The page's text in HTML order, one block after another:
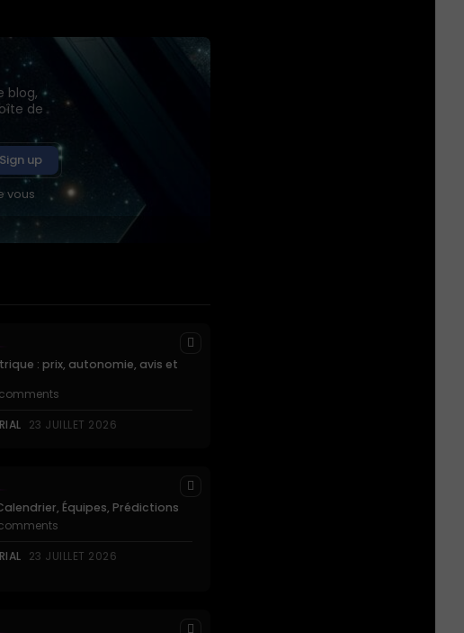
blog,
de
vous
: prix, autonomie, avis et
comments
23 JUILLET 2026
Équipes, Prédictions
23 JUILLET 2026